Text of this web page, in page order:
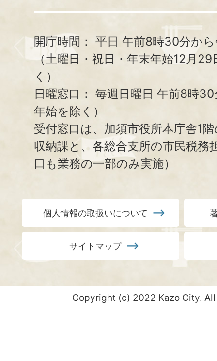
開庁時間： 平日 午前8時30分か
（土曜日・祝日・年末年始12月
く）
日曜窓口： 毎週日曜日 午前8時
年始を除く）
受付窓口は、加須市役所本庁舎1
収納課と、 各総合支所の市民税務
口も業務の一部のみ実施）
個人情報の取扱いについて
サイトマップ
Copyright (c) 2022 Kazo City.